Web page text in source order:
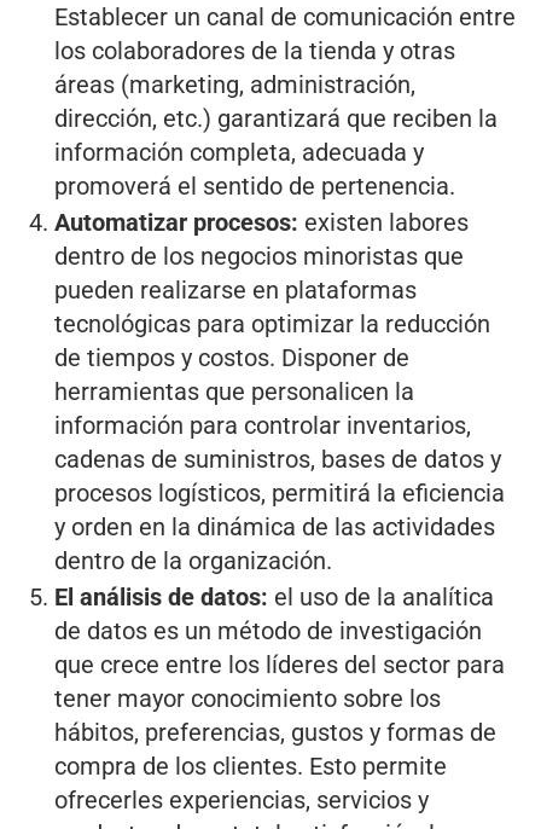
Establecer un canal de comunicación entre
los colaboradores de la tienda y otras
áreas (marketing, administración,
dirección, etc.) garantizará que reciben la
información completa, adecuada y
promoverá el sentido de pertenencia.
Automatizar procesos: existen labores
dentro de los negocios minoristas que
pueden realizarse en plataformas
tecnológicas para optimizar la reducción
de tiempos y costos. Disponer de
herramientas que personalicen la
información para controlar inventarios,
cadenas de suministros, bases de datos y
procesos logísticos, permitirá la eficiencia
y orden en la dinámica de las actividades
dentro de la organización.
El análisis de datos: el uso de la analítica
de datos es un método de investigación
que crece entre los líderes del sector para
tener mayor conocimiento sobre los
hábitos, preferencias, gustos y formas de
compra de los clientes. Esto permite
ofrecerles experiencias, servicios y